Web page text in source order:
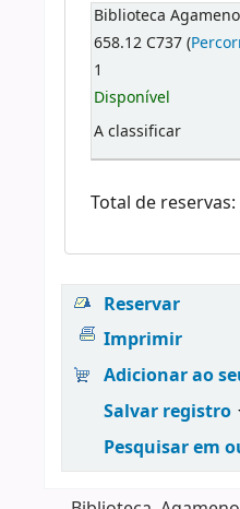
Biblioteca
658.12 C737 (
1
Disponível
A classificar
Total de reservas:
Reservar
Imprimir
Adicionar ao
Salvar registro
Pesquisar em